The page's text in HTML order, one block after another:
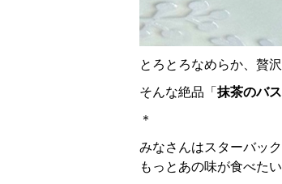
とろとろなめらか、贅
そんな絶品「抹茶のバ
＊
みなさんはスターバッ
もっとあの味が食べた